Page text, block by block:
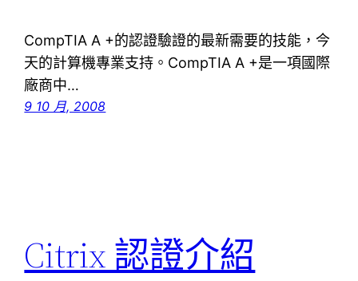
CompTIA A +的認證驗證的最新需要的技能，今
天的計算機專業支持。CompTIA A +是一項國際
廠商中…
9 10 月, 2008
Citrix 認證介紹